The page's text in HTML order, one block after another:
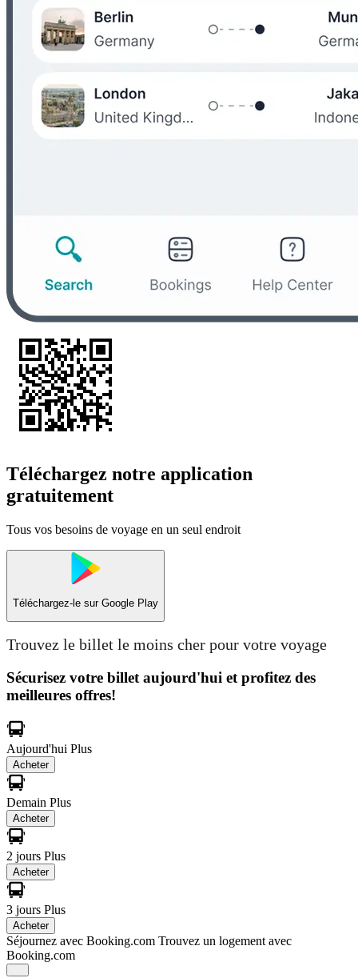
Téléchargez notre application
gratuitement
Tous vos besoins de voyage en un seul endroit
Téléchargez-le sur Google Play
Trouvez le billet le moins cher pour votre voyage
Sécurisez votre billet aujourd'hui et profitez des
meilleures offres!
Aujourd'hui Plus
Acheter
Demain Plus
Acheter
2 jours Plus
Acheter
3 jours Plus
Acheter
Séjournez avec Booking.com Trouvez un logement avec
Booking.com